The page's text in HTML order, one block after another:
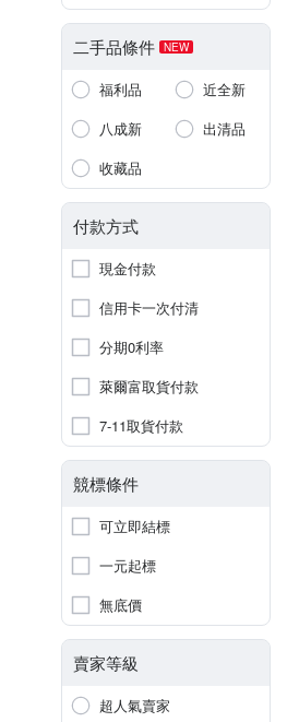
二手品條件 NEW
福利品
近全新
八成新
出清品
收藏品
付款方式
現金付款
信用卡一次付清
分期0利率
萊爾富取貨付款
7-11取貨付款
競標條件
可立即結標
一元起標
無底價
賣家等級
超人氣賣家